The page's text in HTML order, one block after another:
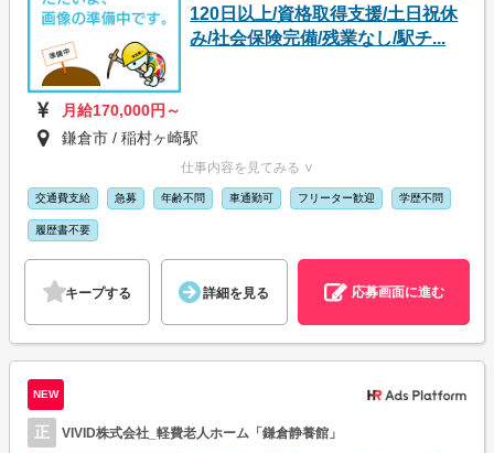
120日以上/資格取得支援/土日祝休
み/社会保険完備/残業なし/駅チ...
月給170,000円～
鎌倉市 / 稲村ヶ崎駅
仕事内容を見てみる ∨
交通費支給 急募 年齢不問 車通勤可 フリーター歓迎 学歴不問
履歴書不要
キープする 詳細を見る 応募画面に進む
NEW
正 VIVID株式会社_軽費老人ホーム「鎌倉静養館」